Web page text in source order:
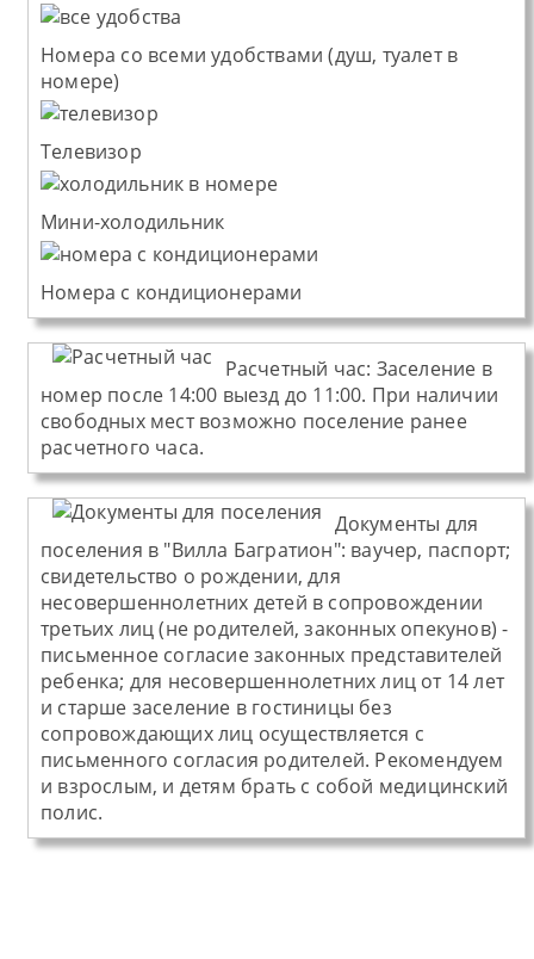
Номера со всеми удобствами (душ, туалет в
номере)
Телевизор
Мини-холодильник
Номера с кондиционерами
Расчетный час: Заселение в
номер после 14:00 выезд до 11:00. При наличии
свободных мест возможно поселение ранее
расчетного часа.
Документы для
поселения в "Вилла Багратион": ваучер, паспорт;
свидетельство о рождении, для
несовершеннолетних детей в сопровождении
третьих лиц (не родителей, законных опекунов) -
письменное согласие законных представителей
ребенка; для несовершеннолетних лиц от 14 лет
и старше заселение в гостиницы без
сопровождающих лиц осуществляется с
письменного согласия родителей. Рекомендуем
и взрослым, и детям брать с собой медицинский
полис.